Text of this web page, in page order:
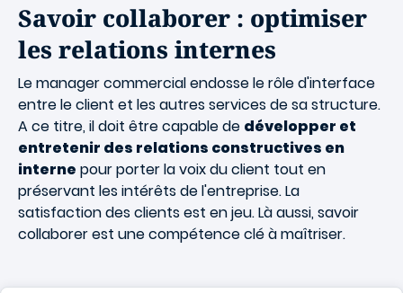
Savoir collaborer : optimiser
les relations internes
Le manager commercial endosse le rôle d'interface
entre le client et les autres services de sa structure.
A ce titre, il doit être capable de développer et
entretenir des relations constructives en
interne pour porter la voix du client tout en
préservant les intérêts de l'entreprise. La
satisfaction des clients est en jeu. Là aussi, savoir
collaborer est une compétence clé à maîtriser.